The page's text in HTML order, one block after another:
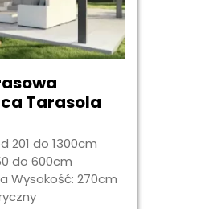
Tarasola
201 do 1300cm
do 600cm
Wysokość: 270cm